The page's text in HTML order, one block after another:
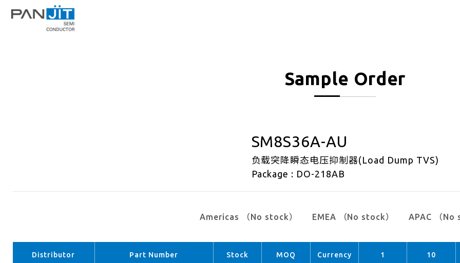
Sample Order
SM8S36A-AU
负载突降瞬态电压抑制器(Load Dump TVS)
Package : DO-218AB
Americas （No stock） EMEA （No stock） APAC （No
Distributor Part Number Stock MOQ Currency 1 10